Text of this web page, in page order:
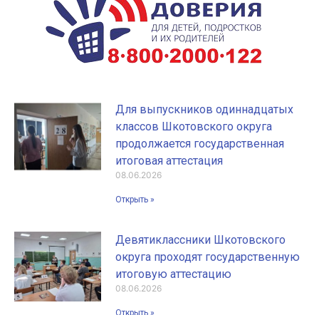
Для выпускников одиннадцатых
классов Шкотовского округа
продолжается государственная
итоговая аттестация
08.06.2026
Открыть »
Девятиклассники Шкотовского
округа проходят государственную
итоговую аттестацию
08.06.2026
Открыть »